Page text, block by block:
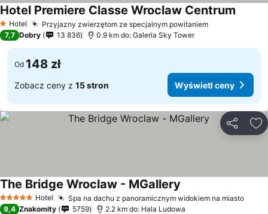
1 Kategoria
Hotel Przyjazny zwierzętom ze specjalnym powitaniem
Hotel Premiere Classe Wroclaw Centrum
7,7 Dobry 13 836 0.9 km do: Galeria Sky Tower
Od 148 zł
Zobacz ceny z 15 stron Wyświetl ceny
5 KategoriaHotel Spa na dachu z panoramicznym widokiem na miasto
The Bridge Wroclaw - MGallery
9,4 Znakomity 5759 2.2 km do: Hala Ludowa